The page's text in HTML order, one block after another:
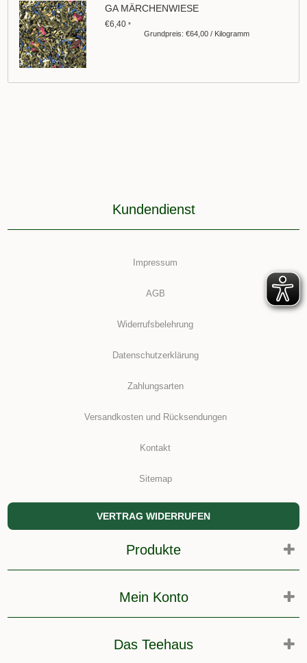
GA MÄRCHENWIESE
€6,40*
Grundpreis: €64,00 / Kilogramm
Kundendienst
Impressum
AGB
Widerrufsbelehrung
Datenschutzerklärung
Zahlungsarten
Versandkosten und Rücksendungen
Kontakt
Sitemap
VERTRAG WIDERRUFEN
Produkte
Mein Konto
Das Teehaus